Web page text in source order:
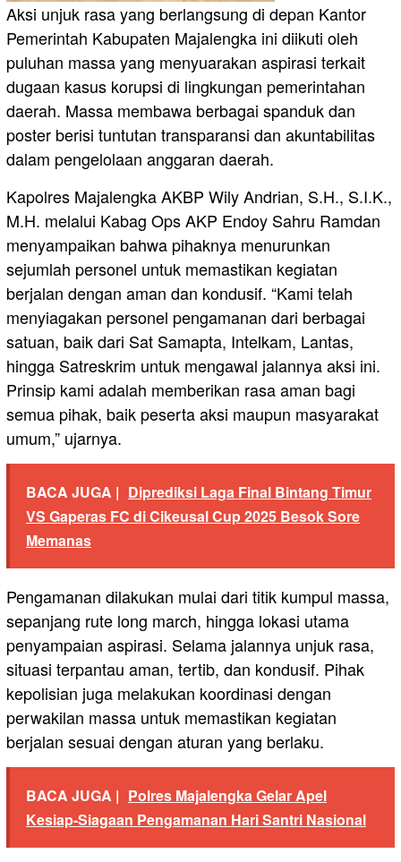
Aksi unjuk rasa yang berlangsung di depan Kantor
Pemerintah Kabupaten Majalengka ini diikuti oleh
puluhan massa yang menyuarakan aspirasi terkait
dugaan kasus korupsi di lingkungan pemerintahan
daerah. Massa membawa berbagai spanduk dan
poster berisi tuntutan transparansi dan akuntabilitas
dalam pengelolaan anggaran daerah.
Kapolres Majalengka AKBP Wily Andrian, S.H., S.I.K.,
M.H. melalui Kabag Ops AKP Endoy Sahru Ramdan
menyampaikan bahwa pihaknya menurunkan
sejumlah personel untuk memastikan kegiatan
berjalan dengan aman dan kondusif. “Kami telah
menyiagakan personel pengamanan dari berbagai
satuan, baik dari Sat Samapta, Intelkam, Lantas,
hingga Satreskrim untuk mengawal jalannya aksi ini.
Prinsip kami adalah memberikan rasa aman bagi
semua pihak, baik peserta aksi maupun masyarakat
umum,” ujarnya.
BACA JUGA | Diprediksi Laga Final Bintang Timur
VS Gaperas FC di Cikeusal Cup 2025 Besok Sore
Memanas
Pengamanan dilakukan mulai dari titik kumpul massa,
sepanjang rute long march, hingga lokasi utama
penyampaian aspirasi. Selama jalannya unjuk rasa,
situasi terpantau aman, tertib, dan kondusif. Pihak
kepolisian juga melakukan koordinasi dengan
perwakilan massa untuk memastikan kegiatan
berjalan sesuai dengan aturan yang berlaku.
BACA JUGA | Polres Majalengka Gelar Apel
Kesiap-Siagaan Pengamanan Hari Santri Nasional